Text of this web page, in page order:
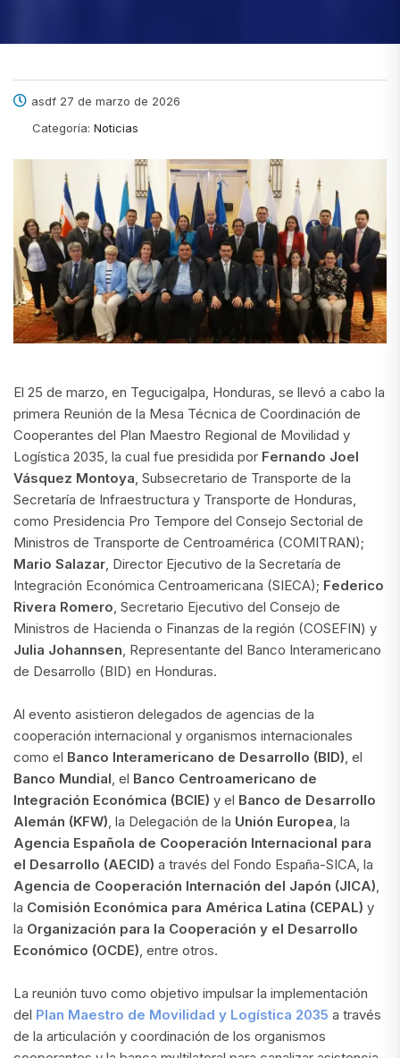
asdf 27 de marzo de 2026
Categoría: Noticias
El 25 de marzo, en Tegucigalpa, Honduras, se llevó a cabo la
primera Reunión de la Mesa Técnica de Coordinación de
Cooperantes del Plan Maestro Regional de Movilidad y
Logística 2035, la cual fue presidida por Fernando Joel
Vásquez Montoya , Subsecretario de Transporte de la
Secretaría de Infraestructura y Transporte de Honduras,
como Presidencia Pro Tempore del Consejo Sectorial de
Ministros de Transporte de Centroamérica (COMITRAN);
Mario Salazar , Director Ejecutivo de la Secretaría de
Integración Económica Centroamericana (SIECA); Federico
Rivera Romero , Secretario Ejecutivo del Consejo de
Ministros de Hacienda o Finanzas de la región (COSEFIN) y
Julia Johannsen , Representante del Banco Interamericano
de Desarrollo (BID) en Honduras.
Al evento asistieron delegados de agencias de la
cooperación internacional y organismos internacionales
como el Banco Interamericano de Desarrollo (BID) , el
Banco Mundial , el Banco Centroamericano de
Integración Económica (BCIE) y el Banco de Desarrollo
Alemán (KFW) , la Delegación de la Unión Europea , la
Agencia Española de Cooperación Internacional para
el Desarrollo (AECID) a través del Fondo España-SICA, la
Agencia de Cooperación Internación del Japón (JICA)
la Comisión Económica para América Latina (CEPAL) y
la Organización para la Cooperación y el Desarrollo
Económico (OCDE) , entre otros.
La reunión tuvo como objetivo impulsar la implementación
del Plan Maestro de Movilidad y Logística 2035 a través
de la articulación y coordinación de los organismos